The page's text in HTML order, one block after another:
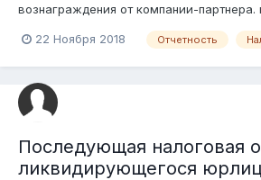
вознаграждения от компании-партнера.
агентом в другой компании другого
образов...
22 Ноября 2018 Отчетность
Последующая налоговая
ликвидирующегося